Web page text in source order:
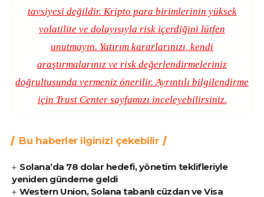
tavsiyesi değildir. Kripto para birimlerinin yüksek
volatilite ve dolayısıyla risk içerdiğini lütfen
unutmayın. Yatırım kararlarınızı, kendi
araştırmalarınız ve risk değerlendirmeleriniz
doğrultusunda vermeniz önerilir. Ayrıntılı bilgilendirme
için Trust Centersayfamızı inceleyebilirsiniz.
Bu haberler ilginizi çekebilir
Solana’da 78 dolar hedefi, yönetim teklifleriyle
yeniden gündeme geldi
Western Union, Solana tabanlı cüzdan ve Visa